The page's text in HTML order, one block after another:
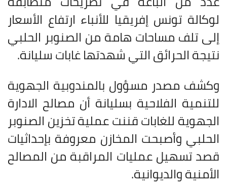
لوكالة تونس إفريقيا للأنباء ارتفاع الأسعار
إلى تلف مساحات هامة من الصنوبر الحلبي
نتيجة الحرائق التي شهدتها غابات سليانة.
وكشف مصدر مسؤول بالمندوبية الجهوية
للتنمية الفلاحية بسليانة أن مصالح الادارة
الجهوية للغابات قننت عملية تخزين الصنوبر
الحلبي وأصبحت المخازن معروفة بإحداثيات
قصد تسهيل عمليات المراقبة من المصالح
الأمنية والديوانية.